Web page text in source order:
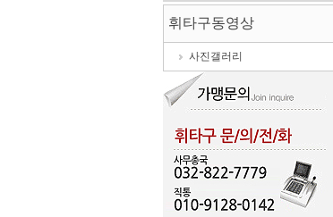
KBS 이웃집 프로
휘타구동영상
사진갤러리